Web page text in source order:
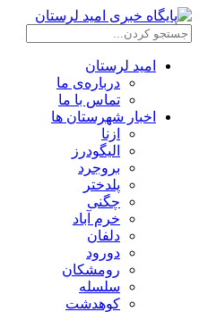
امید لرستان
درباره‌ی ما
تماس با ما
اخبار شهرستان ها
ازنا
الیگودرز
بروجرد
پلدختر
چگنی
خرم آباد
دلفان
دورود
رومشکان
سلسله
کوهدشت